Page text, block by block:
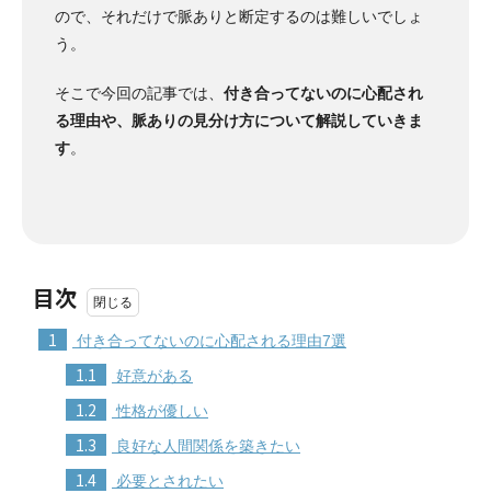
ので、それだけで脈ありと断定するのは難しいでしょ
う。
そこで今回の記事では、 付き合ってないのに心配され
る理由や、脈ありの見分け方について解説していきま
す。
目次
1 付き合ってないのに心配される理由7選
1.1 好意がある
1.2 性格が優しい
1.3 良好な人間関係を築きたい
1.4 必要とされたい